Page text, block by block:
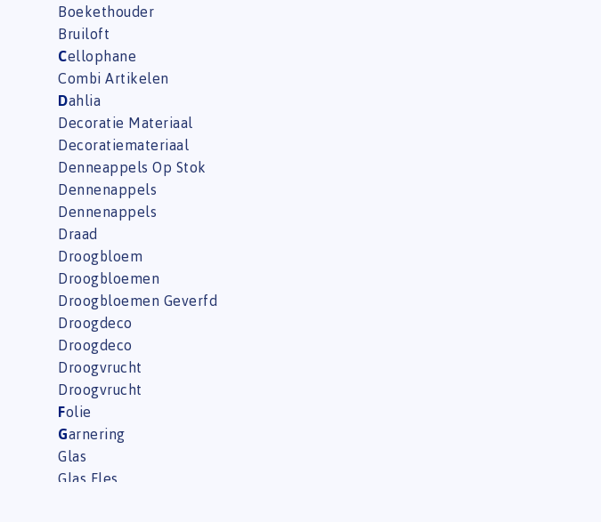
Boekethouder
Bruiloft
Cellophane
Combi Artikelen
Dahlia
Decoratie Materiaal
Decoratiemateriaal
Denneappels Op Stok
Dennenappels
Dennenappels
Draad
Droogbloem
Droogbloemen
Droogbloemen Geverfd
Droogdeco
Droogdeco
Droogvrucht
Droogvrucht
Folie
Garnering
Glas
Glas Fles